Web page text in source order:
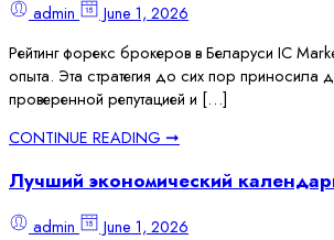
admin
June 1, 2026
Рейтинг форекс брокеров в Беларуси IC
опыта. Эта стратегия до сих пор
проверенной репутацией и […]
CONTINUE READING ➞
Лучший экономический
admin
June 1, 2026